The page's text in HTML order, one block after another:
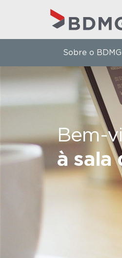
Bem-
à sala
Sobre o BDMG